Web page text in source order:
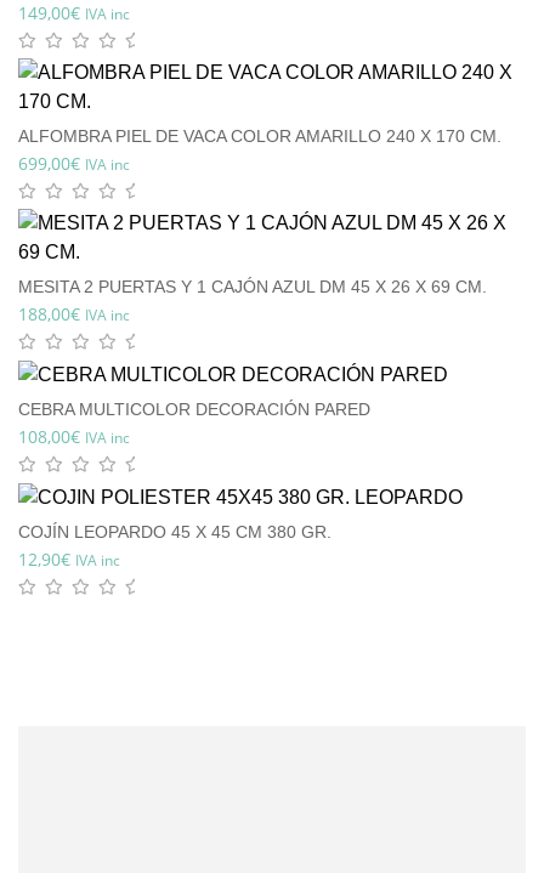
149,00€ IVA inc
ALFOMBRA PIEL DE VACA COLOR AMARILLO 240 X 170 CM.
699,00€ IVA inc
MESITA 2 PUERTAS Y 1 CAJÓN AZUL DM 45 X 26 X 69 CM.
188,00€ IVA inc
CEBRA MULTICOLOR DECORACIÓN PARED
108,00€ IVA inc
COJÍN LEOPARDO 45 X 45 CM 380 GR.
12,90€ IVA inc